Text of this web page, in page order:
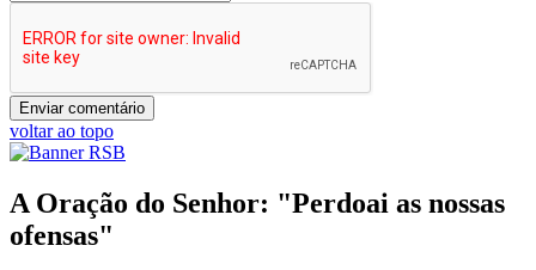
voltar ao topo
A Oração do Senhor: "Perdoai as nossas
ofensas"